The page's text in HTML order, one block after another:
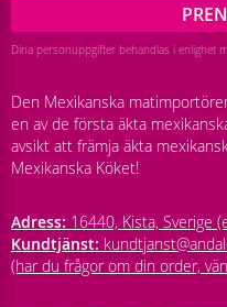
Dina personuppgifter behandlas i enlighet
Den Mexikanska
en av de första äkta
avsikt att främja äkta
Mexikanska Köket!
Adress: 16440, Kista, Sverige
Kundtjänst:
(har du frågor om din order,